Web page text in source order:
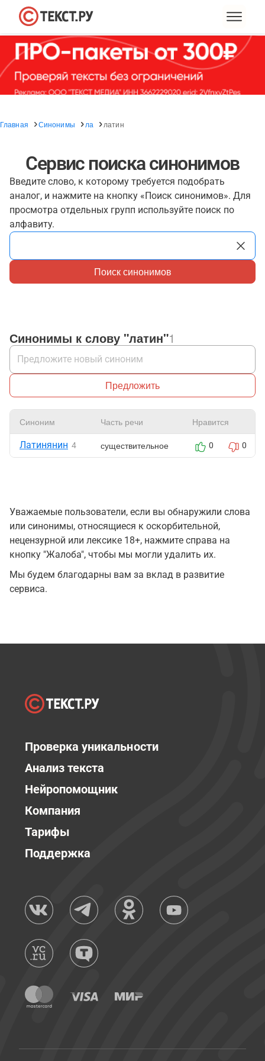
Главная Синонимы ла латин
Сервис поиска синонимов
Введите слово, к которому требуется подобрать
аналог, и нажмите на кнопку «Поиск синонимов». Для
просмотра отдельных групп используйте поиск по
алфавиту.
Поиск синонимов
Синонимы к слову "латин"1
Предложить
Синоним Часть речи Нравится
Латинянин 4 существительное 0 0
Уважаемые пользователи, если вы обнаружили слова
или синонимы, относящиеся к оскорбительной,
нецензурной или лексике 18+, нажмите справа на
кнопку "Жалоба", чтобы мы могли удалить их.
Мы будем благодарны вам за вклад в развитие
сервиса.
Проверка уникальности
Анализ текста
Нейропомощник
Компания
Тарифы
Поддержка